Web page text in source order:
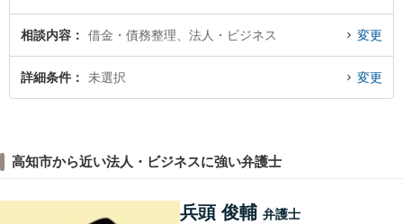
相談内容 借金・債務整理、法人・ビジネス 変更
詳細条件 未選択 変更
高知市から近い法人・ビジネスに強い弁護士
兵頭 俊輔 弁護士